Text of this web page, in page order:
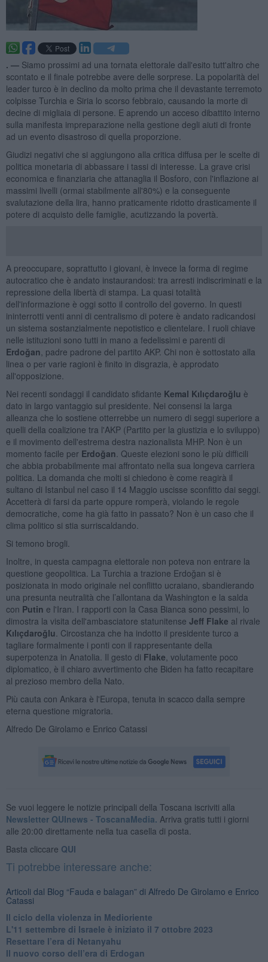
. — Siamo prossimi ad una tornata elettorale dall'esito tutt'altro che
scontato e il finale potrebbe avere delle sorprese. La popolarità del
leader turco è in declino da molto prima che il devastante terremoto
colpisse Turchia e Siria lo scorso febbraio, causando la morte di
decine di migliaia di persone. E aprendo un acceso dibattito interno
sulla manifesta impreparazione nella gestione degli aiuti di fronte
ad un evento disastroso di quella proporzione.
Giudizi negativi che si aggiungono alla critica diffusa per le scelte di
politica monetaria di abbassare i tassi di interesse. La grave crisi
economica e finanziaria che attanaglia il Bosforo, con l'inflazione ai
massimi livelli (ormai stabilmente all'80%) e la conseguente
svalutazione della lira, hanno praticamente ridotto drasticamente il
potere di acquisto delle famiglie, acutizzando la povertà.
A preoccupare, soprattutto i giovani, è invece la forma di regime
autocratico che è andato instaurandosi: tra arresti indiscriminati e la
repressione della libertà di stampa. La quasi totalità
dell'informazione è oggi sotto il controllo del governo. In questi
ininterrotti venti anni di centralismo di potere è andato radicandosi
un sistema sostanzialmente nepotistico e clientelare. I ruoli chiave
nelle istituzioni sono tutti in mano a fedelissimi e parenti di
Erdoğan , padre padrone del partito AKP. Chi non è sottostato alla
linea o per varie ragioni è finito in disgrazia, è approdato
all'opposizione.
Nei recenti sondaggi il candidato sfidante Kemal Kılıçdaroğlu è
dato in largo vantaggio sul presidente. Nei consensi la larga
alleanza che lo sostiene otterrebbe un numero di seggi superiore a
quelli della coalizione tra l'AKP (Partito per la giustizia e lo sviluppo)
e il movimento dell'estrema destra nazionalista MHP. Non è un
momento facile per Erdoğan . Queste elezioni sono le più difficili
che abbia probabilmente mai affrontato nella sua longeva carriera
politica. La domanda che molti si chiedono è come reagirà il
sultano di Istanbul nel caso il 14 Maggio uscisse sconfitto dai seggi.
Accetterà di farsi da parte oppure romperà, violando le regole
democratiche, come ha già fatto in passato? Non è un caso che il
clima politico si stia surriscaldando.
Si temono brogli.
Inoltre, in questa campagna elettorale non poteva non entrare la
questione geopolitica. La Turchia a trazione Erdoğan si è
posizionata in modo originale nel conflitto ucraiano, sbandierando
una presunta neutralità che l’allontana da Washington e la salda
con Putin e l'Iran. I rapporti con la Casa Bianca sono pessimi, lo
dimostra la visita dell'ambasciatore statunitense Jeff Flake al rivale
Kılıçdaroğlu . Circostanza che ha indotto il presidente turco a
tagliare formalmente i ponti con il rappresentante della
superpotenza in Anatolia. Il gesto di Flake , volutamente poco
diplomatico, è il chiaro avvertimento che Biden ha fatto recapitare
al prezioso membro della Nato.
Più cauta con Ankara è l'Europa, tenuta in scacco dalla sempre
eterna questione migratoria.
Alfredo De Girolamo e Enrico Catassi
Se vuoi leggere le notizie principali della Toscana iscriviti alla
Newsletter QUInews - ToscanaMedia. Arriva gratis tutti i giorni
alle 20:00 direttamente nella tua casella di posta.
Basta cliccare QUI
Ti potrebbe interessare anche:
Articoli dal Blog “Fauda e balagan” di Alfredo De Girolamo e Enrico
Catassi
Il ciclo della violenza in Medioriente
L'11 settembre di Israele è iniziato il 7 ottobre 2023
Resettare l’era di Netanyahu
​Il nuovo corso dell’era di Erdogan